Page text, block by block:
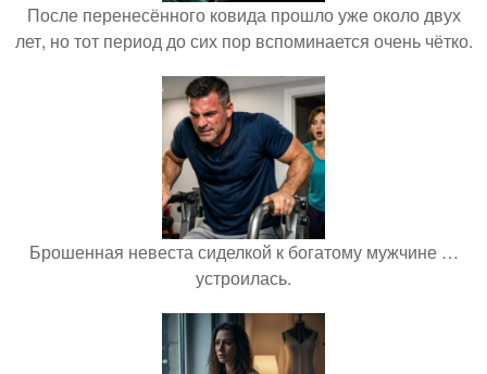
После перенесённого ковида прошло уже около двух
лет, но тот период до сих пор вспоминается очень чётко.
Брошенная невеста сиделкой к богатому мужчине …
устроилась.